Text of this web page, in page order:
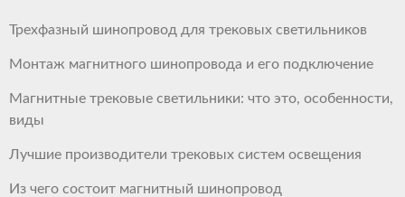
Трехфазный шинопровод для трековых светильников
Монтаж магнитного шинопровода и его подключение
Магнитные трековые светильники: что это, особенности,
виды
Лучшие производители трековых систем освещения
Из чего состоит магнитный шинопровод